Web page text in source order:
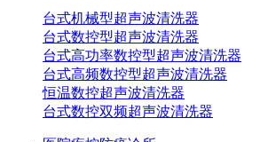
台式机械型超声波清洗器
台式数控型超声波清洗器
台式高功率数控型超声波清洗器
台式高频数控型超声波清洗器
恒温数控超声波清洗器
台式数控双频超声波清洗器